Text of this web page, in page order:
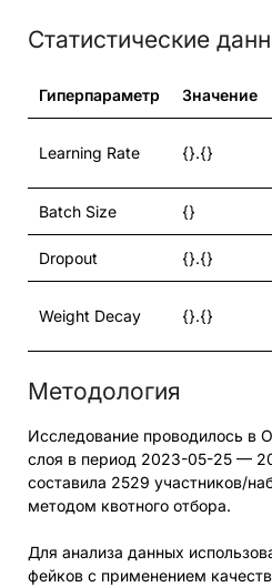
Статистические
Гиперпараметр Значение
Learning Rate {}.{}
Batch Size {}
Dropout {}.{}
Weight Decay {}.{}
Методология
Исследование проводилось в
слоя в период 2023-05-25 —
составила 2529 участников/
методом квотного отбора.
Для анализа данных
фейков с применением